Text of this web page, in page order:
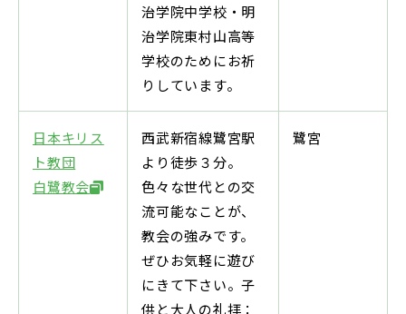
治学院中学校・明
治学院東村山高等
学校のためにお祈
りしています。
日本キリス
ト教団
白鷺教会
西武新宿線鷺宮駅
より徒歩３分。
色々な世代との交
流可能なことが、
教会の強みです。
ぜひお気軽に遊び
にきて下さい。子
供と大人の礼拝：
鷺宮